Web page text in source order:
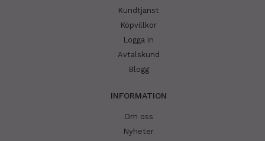
Kundtjänst
Köpvillkor
Logga in
Avtalskund
Blogg
INFORMATION
Om oss
Nyheter